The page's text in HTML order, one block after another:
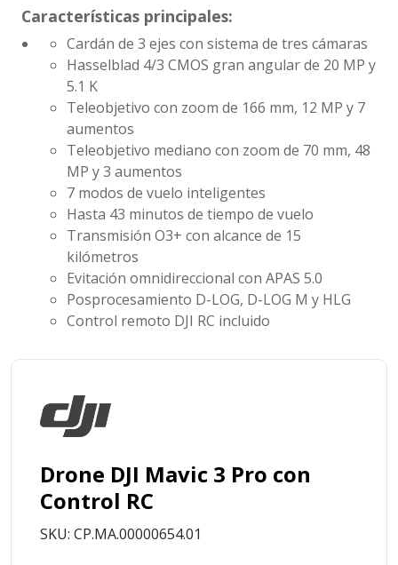
Características principales:
Cardán de 3 ejes con sistema de tres cámaras
Hasselblad 4/3 CMOS gran angular de 20 MP y
5.1 K
Teleobjetivo con zoom de 166 mm, 12 MP y 7
aumentos
Teleobjetivo mediano con zoom de 70 mm, 48
MP y 3 aumentos
7 modos de vuelo inteligentes
Hasta 43 minutos de tiempo de vuelo
Transmisión O3+ con alcance de 15
kilómetros
Evitación omnidireccional con APAS 5.0
Posprocesamiento D-LOG, D-LOG M y HLG
Control remoto DJI RC incluido
Drone DJI Mavic 3 Pro con
Control RC
SKU: CP.MA.00000654.01